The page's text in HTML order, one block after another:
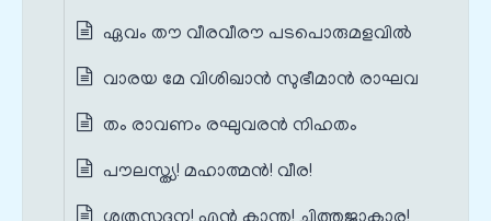
ഏവം തൗ വീരവീരൗ പടപൊരുമളവിൽ
വാരയ മേ വിശിഖാൻ സുഭീമാൻ രാഘവ
തം രാവണം രഘുവരൻ നിഹതം
പൗലസ്ത്യ! മഹാത്മൻ! വീര!